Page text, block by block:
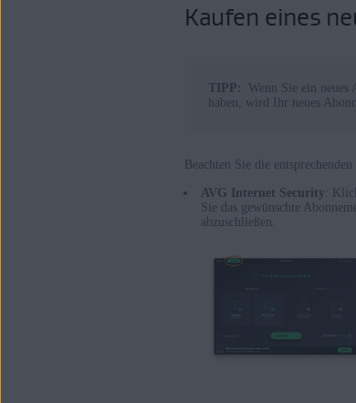
Kaufen eines
TIPP:
Wenn Sie ein
haben, wird Ihr neues
Beachten Sie die
AVG Internet Security :
Sie das gewünschte
abzuschließen.